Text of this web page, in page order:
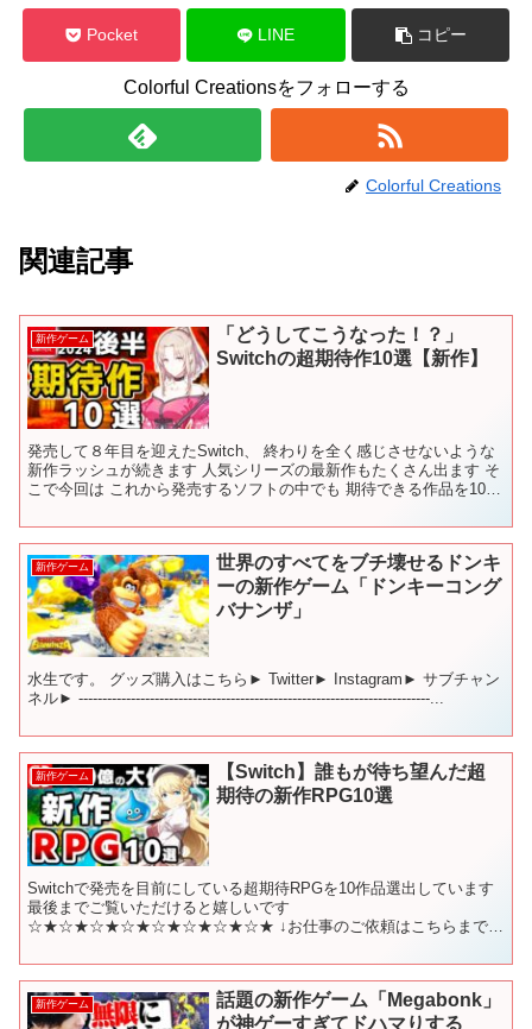
Pocket LINE コピー
Colorful Creationsをフォローする
Colorful Creations
関連記事
新作ゲーム
「どうしてこうなった！？」
Switchの超期待作10選【新作】
発売して８年目を迎えたSwitch、 終わりを全く感じさせないような
新作ラッシュが続きます 人気シリーズの最新作もたくさん出ます そ
こで今回は これから発売するソフトの中でも 期待できる作品を10作
新作ゲーム
世界のすべてをブチ壊せるドンキ
ーの新作ゲーム「ドンキーコング
バナンザ」
水生です。 グッズ購入はこちら► Twitter► Instagram► サブチャン
ネル► --------------------------------------------------------------------------...
新作ゲーム
【Switch】誰もが待ち望んだ超
期待の新作RPG10選
Switchで発売を目前にしている超期待RPGを10作品選出しています
最後までご覧いただけると嬉しいです
☆★☆★☆★☆★☆★☆★☆★☆★ ↓お仕事のご依頼はこちらまで
新作ゲーム
話題の新作ゲーム「Megabonk」
が神ゲーすぎてドハマりする